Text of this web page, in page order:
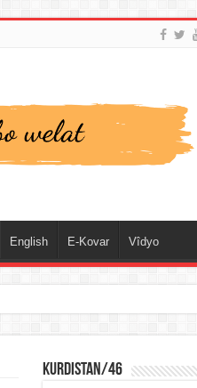
English E-Kovar Vîdyo
KURDISTAN/46